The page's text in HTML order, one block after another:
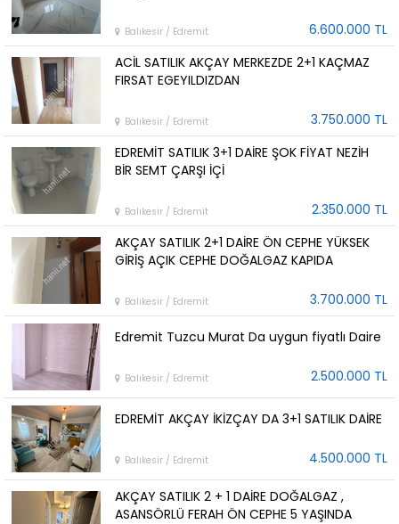
Balıkesir / Edremit
6.600.000 TL
ACİL SATILIK AKÇAY MERKEZDE 2+1 KAÇMAZ
FIRSAT EGEYILDIZDAN
Balıkesir / Edremit
3.750.000 TL
EDREMİT SATILIK 3+1 DAİRE ŞOK FİYAT NEZİH
BİR SEMT ÇARŞI İÇİ
Balıkesir / Edremit
2.350.000 TL
AKÇAY SATILIK 2+1 DAİRE ÖN CEPHE YÜKSEK
GİRİŞ AÇIK CEPHE DOĞALGAZ KAPIDA
Balıkesir / Edremit 3.700.000 TL
Edremit Tuzcu Murat Da uygun fiyatlı Daire
Balıkesir / Edremit 2.500.000 TL
EDREMİT AKÇAY İKİZÇAY DA 3+1 SATILIK DAİRE
Balıkesir / Edremit 4.500.000 TL
AKÇAY SATILIK 2 + 1 DAİRE DOĞALGAZ ,
ASANSÖRLÜ FERAH ÖN CEPHE 5 YAŞINDA